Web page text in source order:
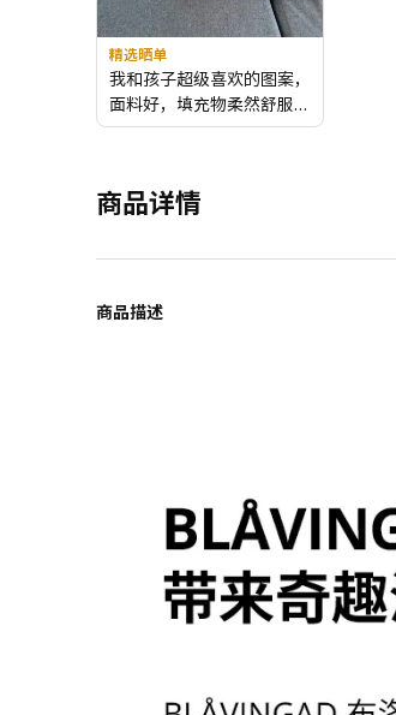
精选晒单
我和孩子超级喜欢的图案，
面料好，填充物柔然舒服体
验感棒极了！
外观设计:图案卡通超级好
商品品质:很好
商品详情
商品描述